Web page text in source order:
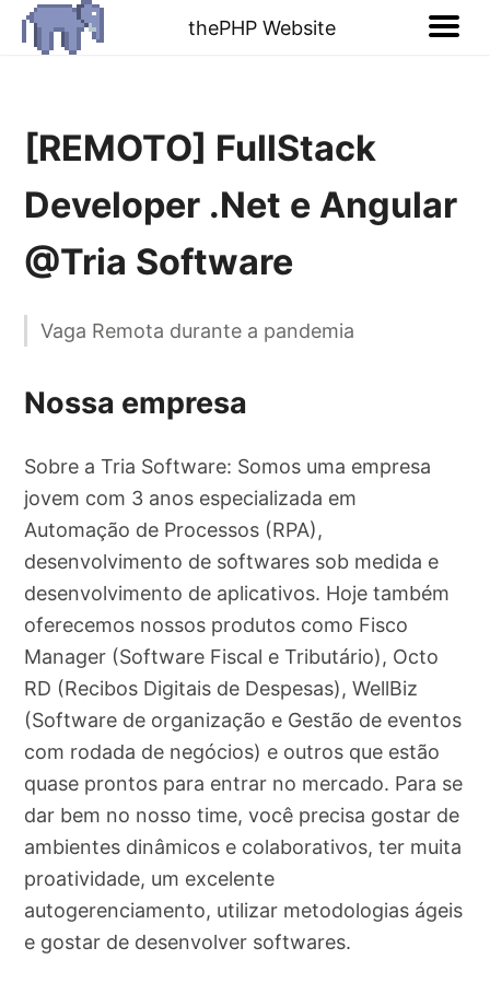
thePHP Website
[REMOTO] FullStack
Developer .Net e Angular
@Tria Software
Vaga Remota durante a pandemia
Nossa empresa
Sobre a Tria Software: Somos uma empresa
jovem com 3 anos especializada em
Automação de Processos (RPA),
desenvolvimento de softwares sob medida e
desenvolvimento de aplicativos. Hoje também
oferecemos nossos produtos como Fisco
Manager (Software Fiscal e Tributário), Octo
RD (Recibos Digitais de Despesas), WellBiz
(Software de organização e Gestão de eventos
com rodada de negócios) e outros que estão
quase prontos para entrar no mercado. Para se
dar bem no nosso time, você precisa gostar de
ambientes dinâmicos e colaborativos, ter muita
proatividade, um excelente
autogerenciamento, utilizar metodologias ágeis
e gostar de desenvolver softwares.